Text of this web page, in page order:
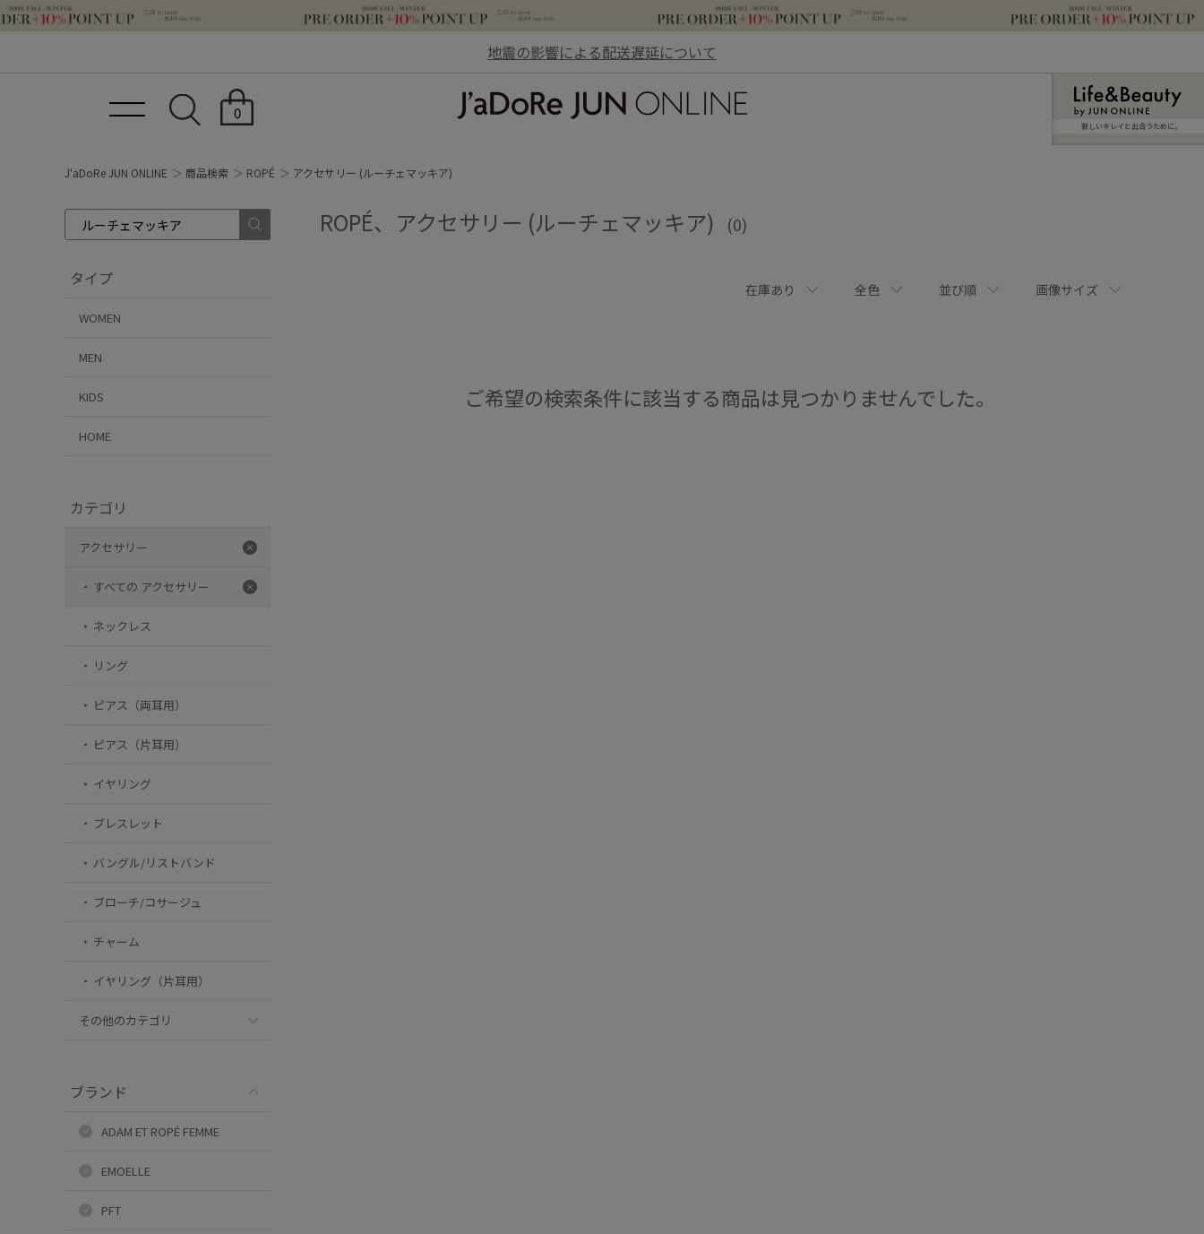
地震の影響による配送遅延について
0
新しいキレイと出合うために。
J'aDoRe JUN ONLINE 商品検索 ROPÉ アクセサリー (ルーチェマッキア)
タイプ
WOMEN
MEN
KIDS
HOME
カテゴリ
アクセサリー
すべての アクセサリー
ネックレス
リング
ピアス（両耳用）
ピアス（片耳用）
イヤリング
ブレスレット
バングル/リストバンド
ブローチ/コサージュ
チャーム
イヤリング（片耳用）
その他のカテゴリ
ブランド
ADAM ET ROPÉ FEMME
EMOELLE
PFT
ROPÉ、アクセサリー (ルーチェマッキア) (0)
在庫あり 全色 並び順 画像サイズ
ご希望の検索条件に該当する商品は見つかりませんでした。